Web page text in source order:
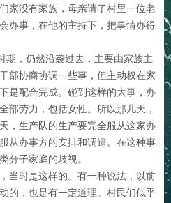
家没有家族，母亲请了村里一位老
办事，在他的主持下，把事情办得
期，仍然沿袭过去，主要由家族主
部协商协调一些事，但主动权在家
是配合完成。碰到这样的大事，办
部劳力，包括女性。所以那几天，
，生产队的生产要完全服从这家办
从办事方的安排和调遣。在这种事
分子家庭的歧视。
当时是这样的。有一种说法，以前
的，也是有一定道理。村民们似乎